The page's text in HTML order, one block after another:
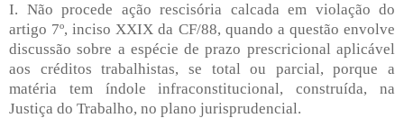
I. Não procede ação rescisória calcada em violação do
artigo 7º, inciso XXIX da CF/88, quando a questão envolve
discussão sobre a espécie de prazo prescricional aplicável
aos créditos trabalhistas, se total ou parcial, porque a
matéria tem índole infraconstitucional, construída, na
Justiça do Trabalho, no plano jurisprudencial.